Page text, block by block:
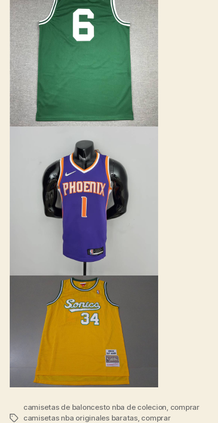
Etiquetas
camisetas de baloncesto nba de colecion comprar
camisetas nba originales baratas, comprar